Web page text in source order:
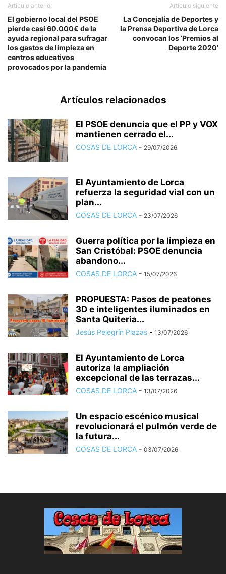
Artículo anterior
El gobierno local del PSOE
pierde casi 60.000€ de la
ayuda regional para sufragar
los gastos de limpieza en
centros educativos
provocados por la pandemia
Artículo siguiente
La Concejalía de Deportes y
la Prensa Deportiva de Lorca
convocan los ‘Premios al
Deporte 2020’
Artículos relacionados
El PSOE denuncia que el PP y VOX
mantienen cerrado el...
COSAS DE LORCA - 29/07/2026
El Ayuntamiento de Lorca
refuerza la seguridad vial con un
plan...
COSAS DE LORCA - 23/07/2026
Guerra política por la limpieza en
San Cristóbal: PSOE denuncia
abandono...
COSAS DE LORCA - 15/07/2026
PROPUESTA: Pasos de peatones
3D e inteligentes iluminados en
Santa Quiteria...
Jesús Pelegrín Plazas - 13/07/2026
El Ayuntamiento de Lorca
autoriza la ampliación
excepcional de las terrazas...
COSAS DE LORCA - 13/07/2026
Un espacio escénico musical
revolucionará el pulmón verde de
la futura...
COSAS DE LORCA - 03/07/2026